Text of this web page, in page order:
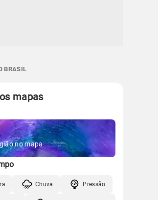
BRASIL
mapas
no mapa
Chuva Pressão